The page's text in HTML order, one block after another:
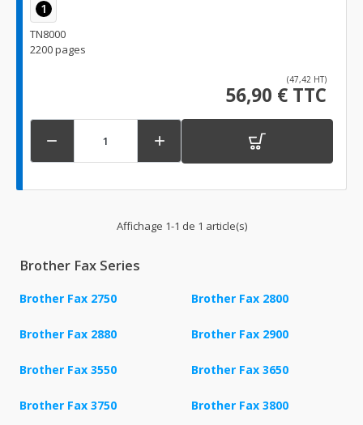
1
TN8000
2200 pages
(47,42 HT)
56,90 € TTC
 
Affichage 1-1 de 1 article(s)
Brother Fax Series
Brother Fax 2750 Brother Fax 2800
Brother Fax 2880 Brother Fax 2900
Brother Fax 3550 Brother Fax 3650
Brother Fax 3750 Brother Fax 3800